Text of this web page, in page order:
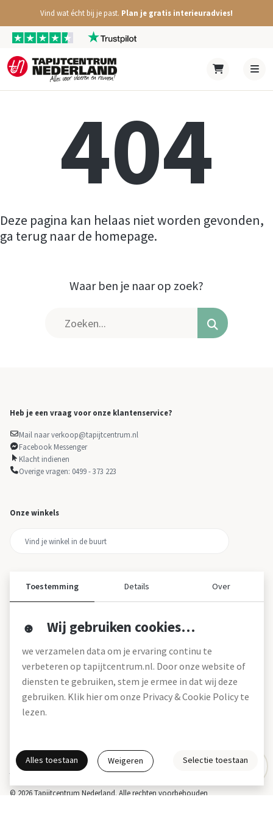
Vind wat écht bij je past. Plan je gratis interieuradvies!
404
Deze pagina kan helaas niet worden gevonden,
ga terug naar de homepage.
Waar ben je naar op zoek?
Heb je een vraag voor onze klantenservice?
Mail naar verkoop@tapijtcentrum.nl
Facebook Messenger
Klacht indienen
Overige vragen: 0499 - 373 223
Onze winkels
Over tapijtcentrum
Werken bij
Montageservice
Blog
© 2026 Tapijtcentrum Nederland. Alle rechten voorbehouden
Actie- en betalingsvoorwaarden * Disclaimer
Gratis interieuradvies
Toestemming Details Over
Wij gebruiken cookies…
we verzamelen data om je ervaring continu te
verbeteren op tapijtcentrum.nl. Door onze website of
diensten te gebruiken, stem je ermee in dat wij deze
gebruiken. Klik hier om onze Privacy & Cookie Policy te
lezen.
Alles toestaan Weigeren Selectie toestaan